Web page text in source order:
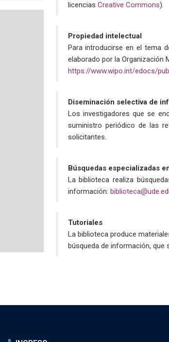
licencias Creative Commons).
Propiedad intelectual
Para introducirse en el tema
elaborado por la Organización
https://www.wipo.int/edocs/
Diseminación selectiva de
Los investigadores que se
suministro periódico de las
solicitantes.
Búsquedas especializadas
La biblioteca realiza
información:
Tutoriales
La biblioteca produce
búsqueda de información, que